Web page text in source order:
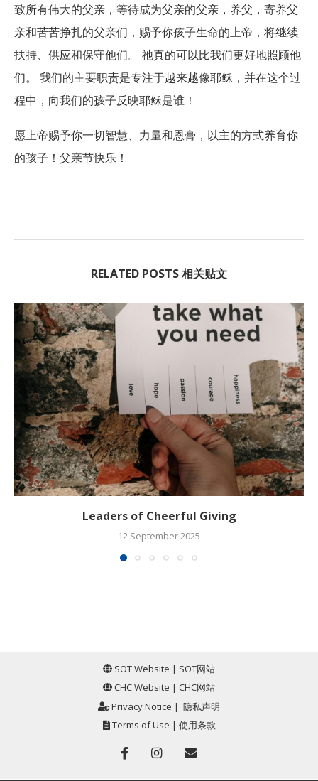
致所有伟大的父亲，等待成为父亲的父亲，养父，寄养父
亲和苦苦挣扎的父亲们，赐予你孩子生命的上帝，将继续
扶持、供应和保守他们。 祂真的可以比我们更好地照顾他
们。 我们的主要职责是专注于越来越像耶稣，并在这个过
程中，向我们的孩子反映耶稣是谁！
愿上帝赐予你一切智慧、力量和恩膏，以主的方式养育你
的孩子！父亲节快乐！
RELATED POSTS 相关贴文
Leaders of Cheerful Giving
12 September 2025
SOT Website | SOT网站
CHC Website | CHC网站
Privacy Notice | 隐私声明
Terms of Use | 使用条款